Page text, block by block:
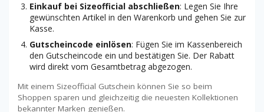
Einkauf bei Sizeofficial abschließen: Legen Sie Ihre
gewünschten Artikel in den Warenkorb und gehen Sie zur
Kasse.
Gutscheincode einlösen: Fügen Sie im Kassenbereich
den Gutscheincode ein und bestätigen Sie. Der Rabatt
wird direkt vom Gesamtbetrag abgezogen.
Mit einem Sizeofficial Gutschein können Sie so beim
Shoppen sparen und gleichzeitig die neuesten Kollektionen
bekannter Marken genießen.